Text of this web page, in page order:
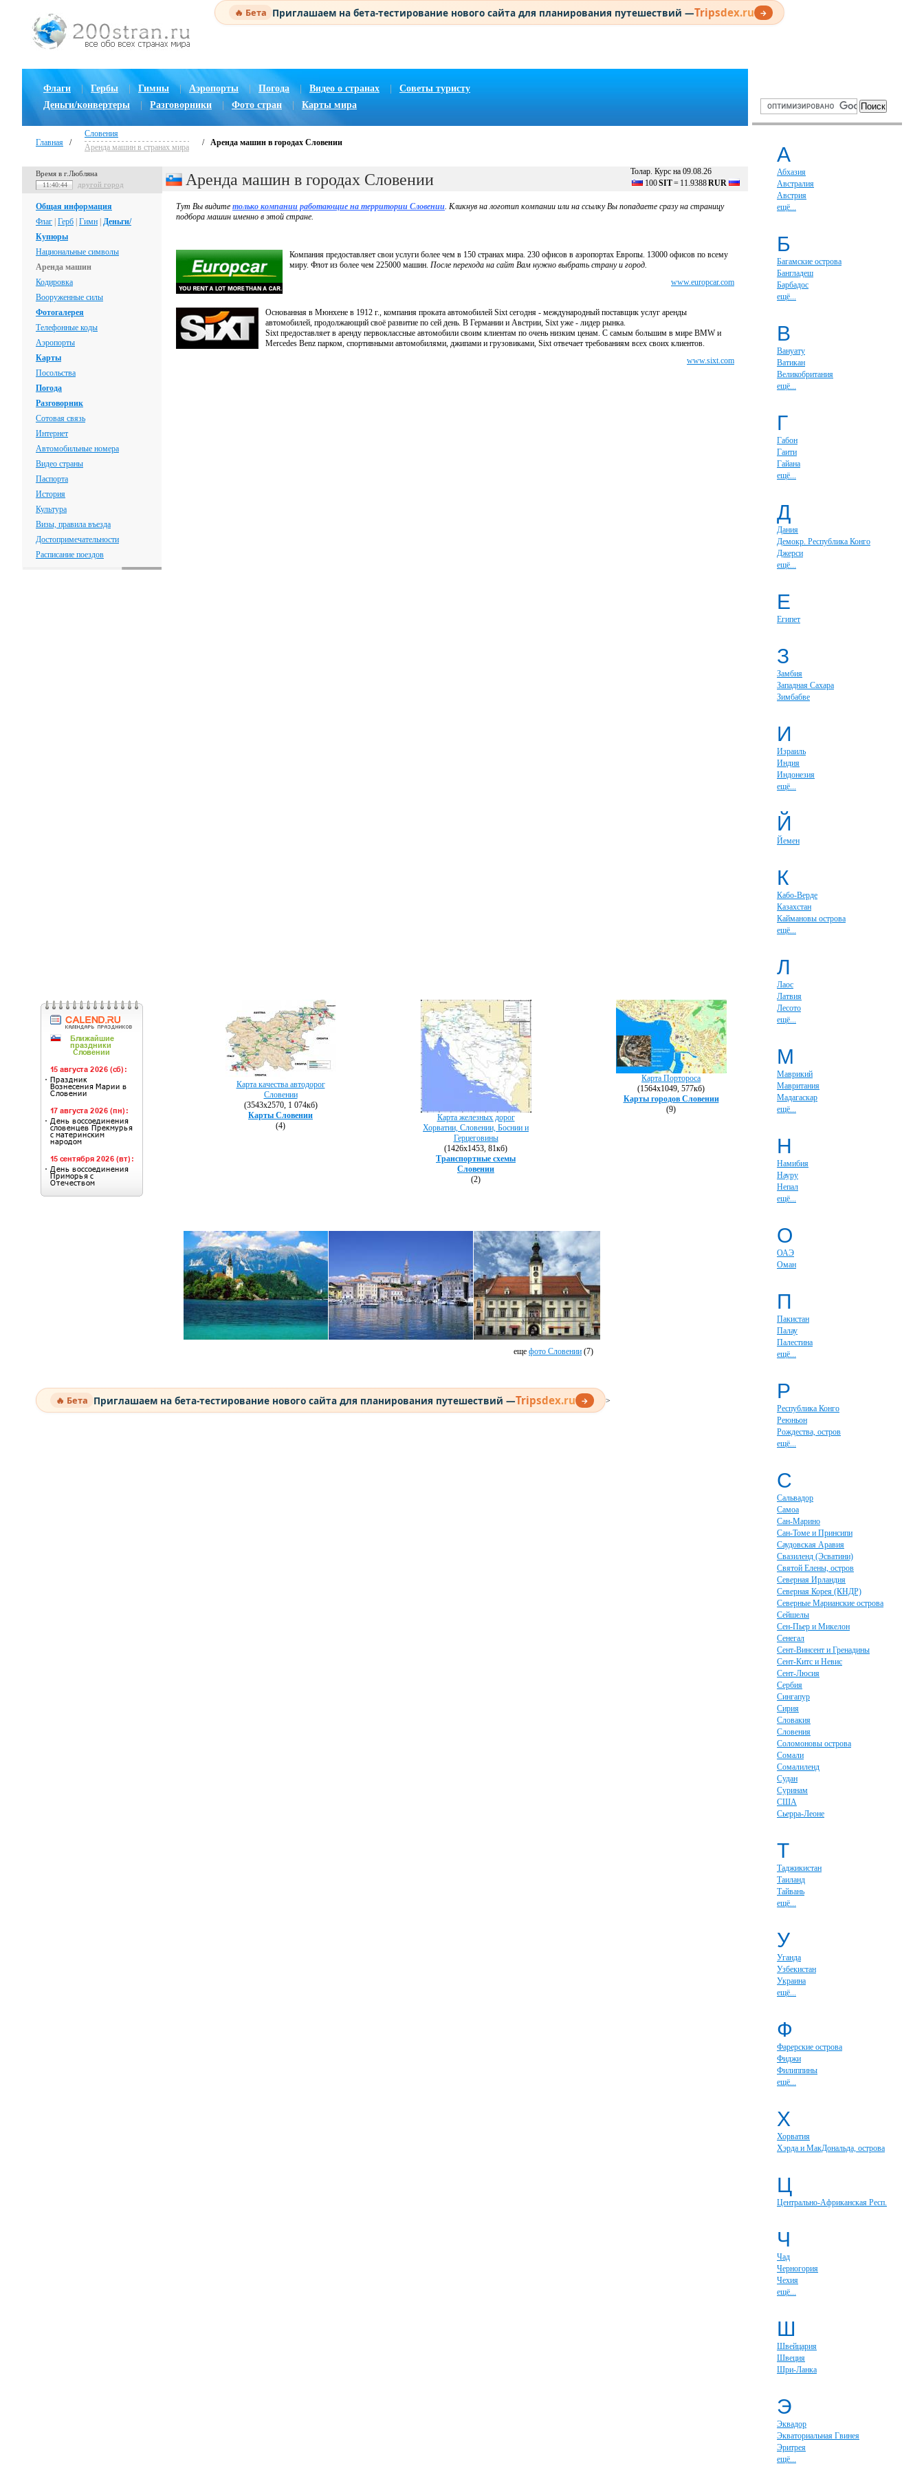
🔥 Бета Приглашаем на бета-тестирование нового сайта для планирования путешествий —Tripsdex.ru →
Флаги Гербы Гимны | Аэропорты Погода | Видео о странах
Советы туристу
Деньги/конвертеры
Разговорники Фото стран Карты мира
Главная /
Словения
Аренда машин в странах мира
/ Аренда машин в городах Словении
Время в г.Любляна
11:40:45 другой город
Общая информация
Флаг Герб Гимн Деньги/
Купюры
Национальные символы
Аренда машин
Кодировка
Вооруженные силы
Фотогалерея
Телефонные коды
Аэропорты
Карты
Посольства
Погода
Разговорник
Сотовая связь
Интернет
Автомобильные номера
Видео страны
Паспорта
История
Культура
Визы, правила въезда
Достопримечательности
Расписание поездов
Толар. Курс на 09.08.26
100SIT= 11.9388RUR
Аренда машин в городах Словении
Тут Вы видите только компании работающие на территории Словении. Кликнув на логотип компании или на ссылку Вы попадаете сразу на страницу
подбора машин именно в этой стране.
Компания предоставляет свои услуги более чем в 150 странах мира. 230 офисов в аэропортах Европы. 13000 офисов по всему
миру. Флот из более чем 225000 машин. После перехода на сайт Вам нужно выбрать страну и город.
www.europcar.com
Основанная в Мюнхене в 1912 г., компания проката автомобилей Sixt сегодня - международный поставщик услуг аренды
автомобилей, продолжающий своё развитие по сей день. В Германии и Австрии, Sixt уже - лидер рынка.
Sixt предоставляет в аренду первоклассные автомобили своим клиентам по очень низким ценам. С самым большим в мире BMW и
Mercedes Benz парком, спортивными автомобилями, джипами и грузовиками, Sixt отвечает требованиям всех своих клиентов.
www.sixt.com
Карта качества автодорог
Словении
(3543х2570, 1 074кб)
Карты Словении
(4)
Карта железных дорог
Хорватии, Словении, Боснии и
Герцеговины
(1426х1453, 81кб)
Транспортные схемы
Словении
(2)
Карта Портороса
(1564х1049, 577кб)
Карты городов Словении
(9)
еще фото Словении (7)
🔥 Бета Приглашаем на бета-тестирование нового сайта для планирования путешествий —Tripsdex.ru → >
А
Абхазия
Австралия
Австрия
ещё...
Б
Багамские острова
Бангладеш
Барбадос
ещё...
В
Вануату
Ватикан
Великобритания
ещё...
Г
Габон
Гаити
Гайана
ещё...
Д
Дания
Демокр. Республика Конго
Джерси
ещё...
Е
Египет
З
Замбия
Западная Сахара
Зимбабве
И
Израиль
Индия
Индонезия
ещё...
Й
Йемен
К
Кабо-Верде
Казахстан
Каймановы острова
ещё...
Л
Лаос
Латвия
Лесото
ещё...
М
Маврикий
Мавритания
Мадагаскар
ещё...
Н
Намибия
Науру
Непал
ещё...
О
ОАЭ
Оман
П
Пакистан
Палау
Палестина
ещё...
Р
Республика Конго
Реюньон
Рождества, остров
ещё...
С
Сальвадор
Самоа
Сан-Марино
Сан-Томе и Принсипи
Саудовская Аравия
Свазиленд (Эсватини)
Святой Елены, остров
Северная Ирландия
Северная Корея (КНДР)
Северные Марианские острова
Сейшелы
Сен-Пьер и Микелон
Сенегал
Сент-Винсент и Гренадины
Сент-Китс и Невис
Сент-Люсия
Сербия
Сингапур
Сирия
Словакия
Словения
Соломоновы острова
Сомали
Сомалиленд
Судан
Суринам
США
Сьерра-Леоне
Т
Таджикистан
Таиланд
Тайвань
ещё...
У
Уганда
Узбекистан
Украина
ещё...
Ф
Фарерские острова
Фиджи
Филиппины
ещё...
Х
Хорватия
Хэрда и МакДональда, острова
Ц
Центрально-Африканская Респ.
Ч
Чад
Черногория
Чехия
ещё...
Ш
Швейцария
Швеция
Шри-Ланка
Э
Эквадор
Экваториальная Гвинея
Эритрея
ещё...